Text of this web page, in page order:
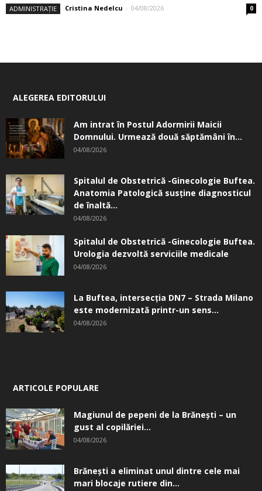
ADMINISTRAȚIE Cristina Nedelcu - 04/08/2026 0
ALEGEREA EDITORULUI
Am intrat în Postul Adormirii Maicii
Domnului. Urmează două săptămâni în...
04/08/2026
Spitalul de Obstetrică -Ginecologie Buftea.
Anatomia Patologică susţine diagnosticul
de înaltă...
04/08/2026
Spitalul de Obstetrică -Ginecologie Buftea.
Urologia dezvoltă serviciile medicale
04/08/2026
La Buftea, intersecţia DN7 – Strada Milano
este modernizată printr-un sens...
04/08/2026
ARTICOLE POPULARE
Magiunul de pepeni de la Brăneşti – un
gust al copilăriei...
04/08/2026
Brănești a eliminat unul dintre cele mai
mari blocaje rutiere din...